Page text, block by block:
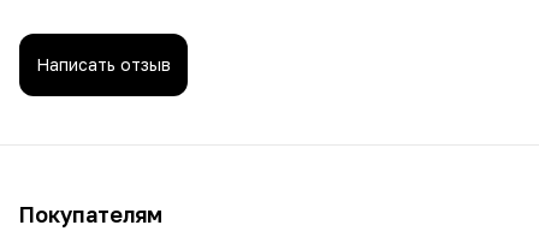
Написать отзыв
Покупателям